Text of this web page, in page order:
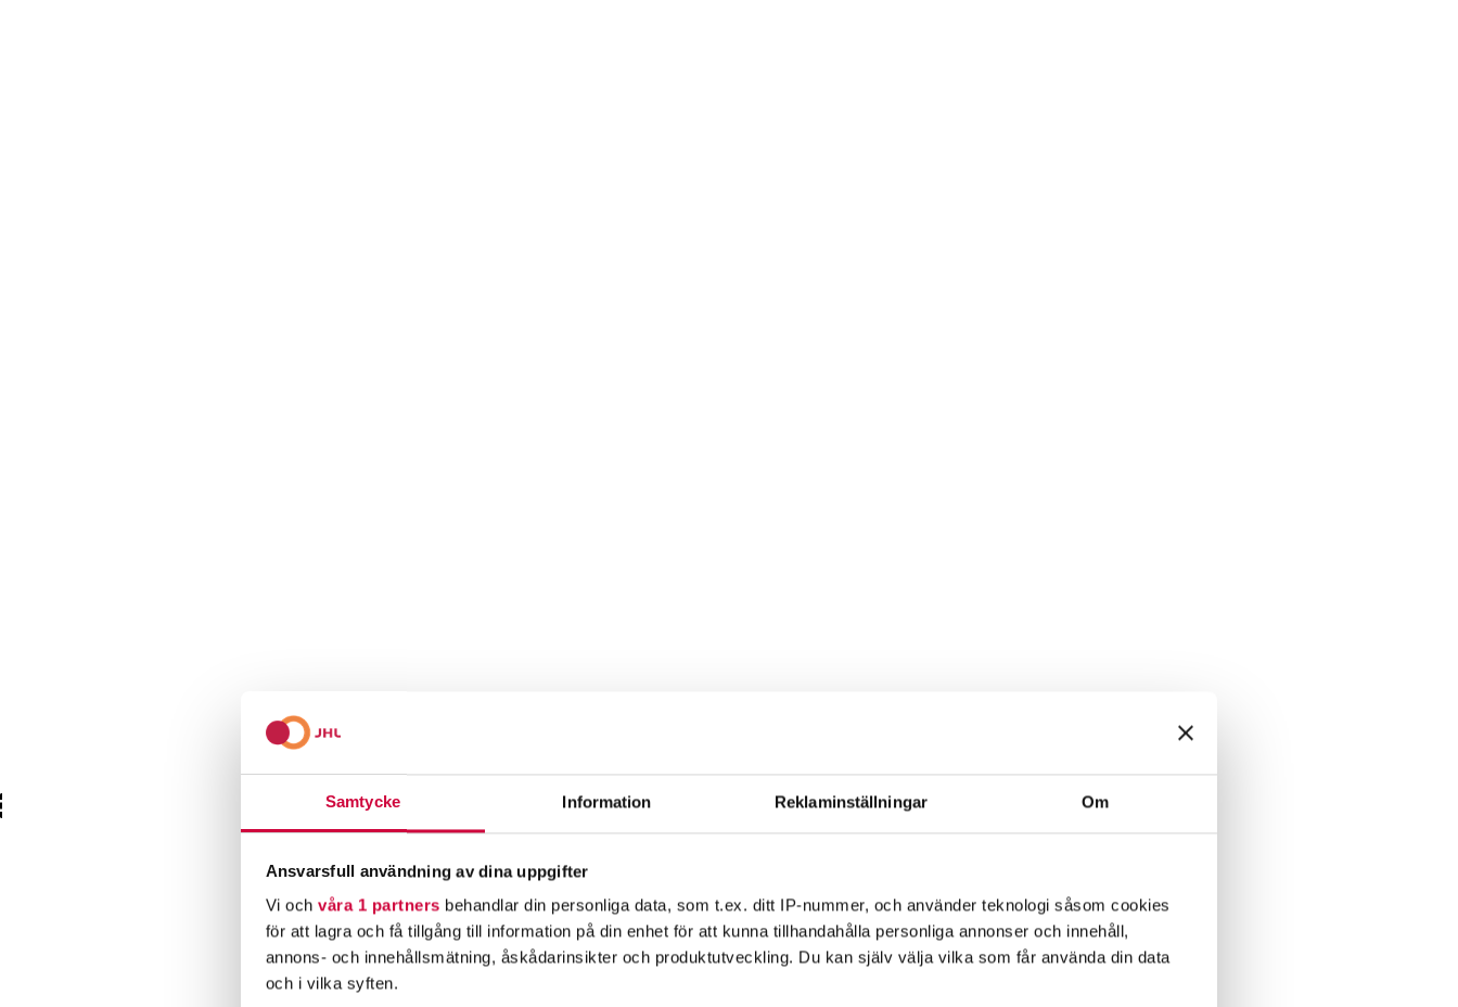
Samtycke Information Reklaminställningar Om
Ansvarsfull användning av dina uppgifter
Vi och våra 1 partners behandlar din personliga data, som t.ex. ditt IP-nummer, och använder teknologi såsom cookies
för att lagra och få tillgång till information på din enhet för att kunna tillhandahålla personliga annonser och innehåll,
annons- och innehållsmätning, åskådarinsikter och produktutveckling. Du kan själv välja vilka som får använda din data
och i vilka syften.
Vårdbiträden hjälper klienterna i vardagen (Svenska undertexter)
Du måste samtycka till
marknadsföringscookies för att se detta